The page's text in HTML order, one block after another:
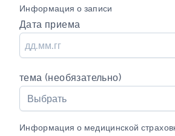
Информация о записи
Дата приема
тема (необязательно)
Выбрать
Информация о медицинской